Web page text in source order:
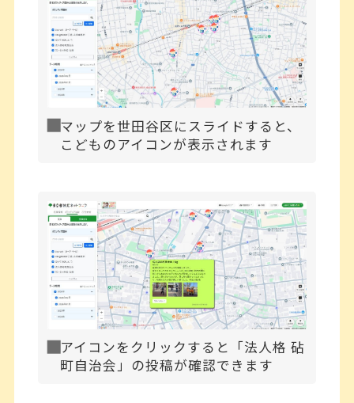
マップを世田谷区にスライドすると、
こどものアイコンが表示されます
アイコンをクリックすると「法人格 砧
町自治会」の投稿が確認できます